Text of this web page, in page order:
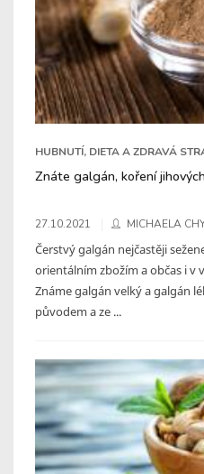
HUBNUTÍ, DIETA A ZDRAVÁ
Znáte galgán, koření
27.10.2021 MICHAELA
Čerstvý galgán nejčastěji
orientálním zbožím a občas i v
Známe galgán velký a galgán
původem a ze ...